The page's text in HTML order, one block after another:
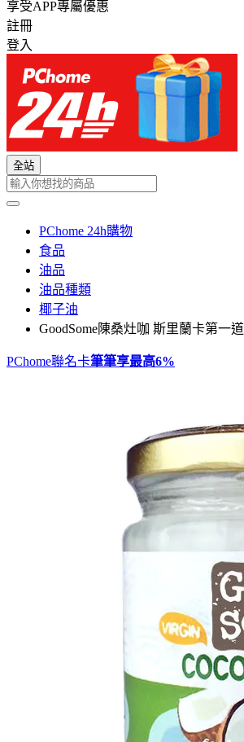
享受APP專屬優惠
註冊
登入
全站
PChome 24h購物
食品
油品
油品種類
椰子油
GoodSome陳桑灶咖 斯里蘭卡第一
PChome聯名卡筆筆享最高6%